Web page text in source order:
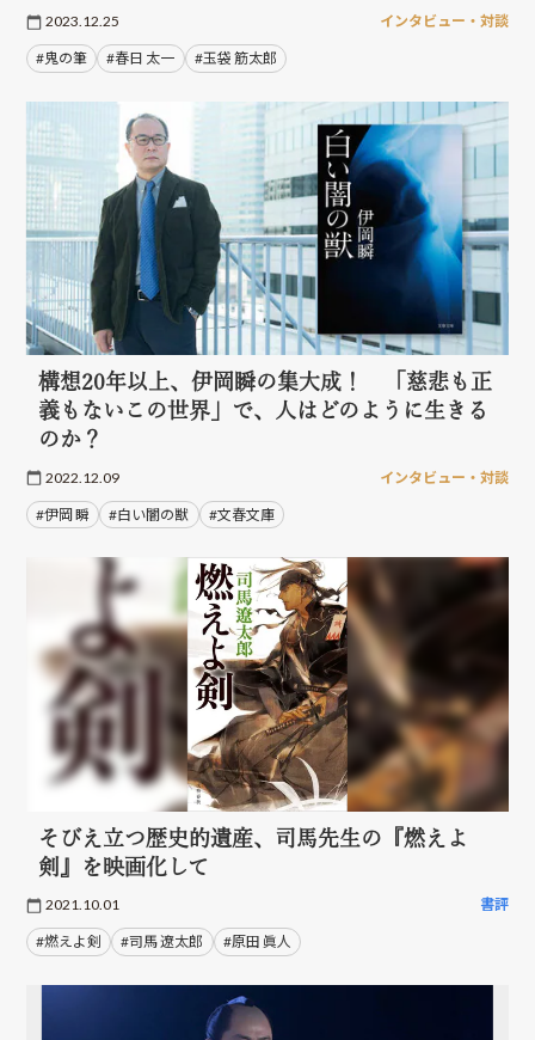
2023.12.25 インタビュー・対談
#鬼の筆 #春日 太一 #玉袋 筋太郎
構想20年以上、伊岡瞬の集大成！ 「慈悲も正
義もないこの世界」で、人はどのように生きる
のか？
2022.12.09 インタビュー・対談
#伊岡 瞬 #白い闇の獣 #文春文庫
そびえ立つ歴史的遺産、司馬先生の『燃えよ
剣』を映画化して
2021.10.01 書評
#燃えよ剣 #司馬 遼太郎 #原田 眞人